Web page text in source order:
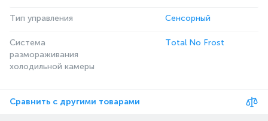
Тип управления Сенсорный
Система
размораживания
холодильной камеры
Total No Frost
Сравнить с другими товарами